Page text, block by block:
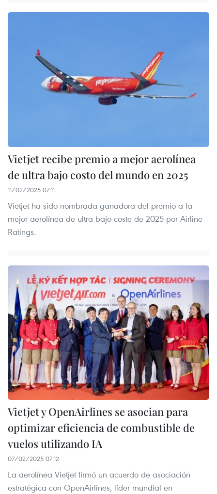
Vietjet recibe premio a mejor aerolínea
de ultra bajo costo del mundo en 2025
11/02/2025 07:11
Vietjet ha sido nombrada ganadora del premio a la
mejor aerolínea de ultra bajo coste de 2025 por Airline
Ratings.
Vietjet y OpenAirlines se asocian para
optimizar eficiencia de combustible de
vuelos utilizando IA
07/02/2025 07:12
La aerolínea Vietjet firmó un acuerdo de asociación
estratégica con OpenAirlines, líder mundial en